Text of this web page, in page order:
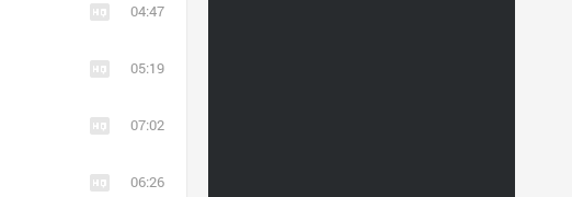
04:47
05:19
07:02
06:26